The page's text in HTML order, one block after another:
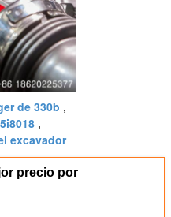
de 330b ,
,
excavador
precio por